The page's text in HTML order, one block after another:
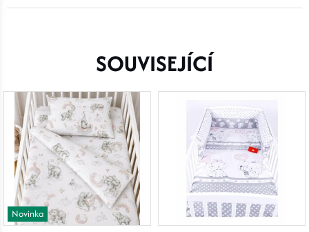
SOUVISEJÍCÍ
Novinka